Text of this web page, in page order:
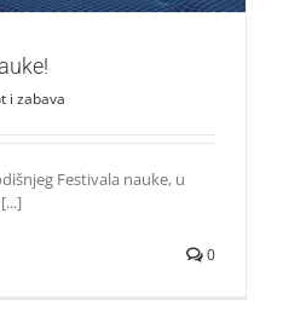
i zabava
Festivala nauke, u
0